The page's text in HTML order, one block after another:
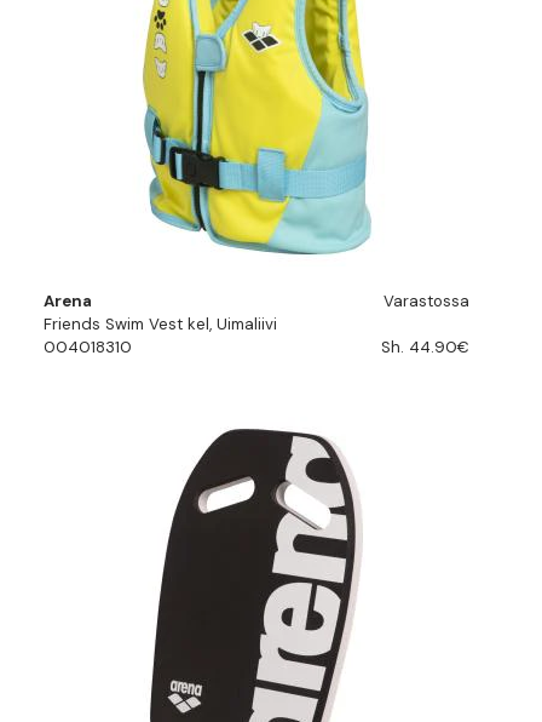
Arena
Varastossa
Friends Swim Vest kel, Uimaliivi
004018310
Sh. 44.90€